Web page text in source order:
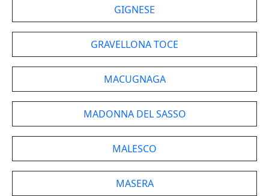
GIGNESE
GRAVELLONA TOCE
MACUGNAGA
MADONNA DEL SASSO
MALESCO
MASERA